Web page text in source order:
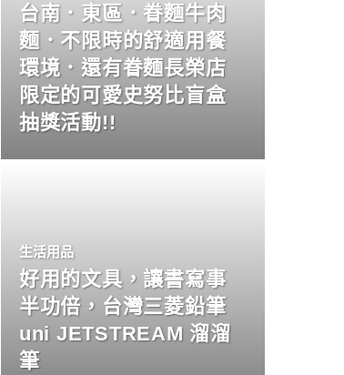
台南．東區．眷麵牛肉
麵．不限時的舒適用餐
環境．還有眷麵長榮店
限定的可愛史努比盲盒
抽獎活動!!
生活用品
好用的文具，讓書寫事
半功倍，台灣三菱鉛筆
uni JETSTREAM 溜溜
筆